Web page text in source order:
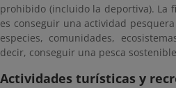
prohibido (incluido la deportiva). La
es conseguir una actividad
especies, comunidades,
decir, conseguir una pesca
Actividades turísticas y